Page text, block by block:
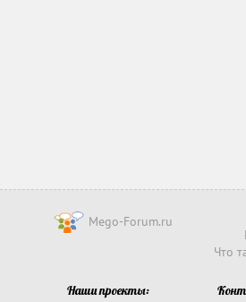
Mego-Forum.ru
Что
Наши проекты: